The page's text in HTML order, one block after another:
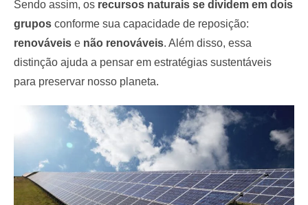
Sendo assim, os recursos naturais se dividem em dois
grupos conforme sua capacidade de reposição:
renováveis e não renováveis. Além disso, essa
distinção ajuda a pensar em estratégias sustentáveis
para preservar nosso planeta.